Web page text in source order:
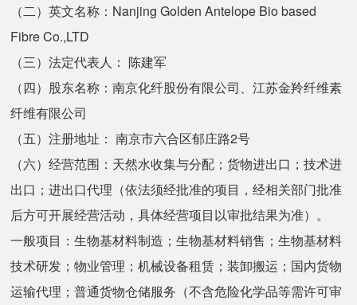
（二）英文名称：Nanjing Golden Antelope Bio based
Fibre Co.,LTD
（三）法定代表人： 陈建军
（四）股东名称：南京化纤股份有限公司、江苏金羚纤维素
纤维有限公司
（五）注册地址： 南京市六合区郁庄路2号
（六）经营范围：天然水收集与分配；货物进出口；技术进
出口；进出口代理（依法须经批准的项目，经相关部门批准
后方可开展经营活动，具体经营项目以审批结果为准）。
一般项目：生物基材料制造；生物基材料销售；生物基材料
技术研发；物业管理；机械设备租赁；装卸搬运；国内货物
运输代理；普通货物仓储服务（不含危险化学品等需许可审